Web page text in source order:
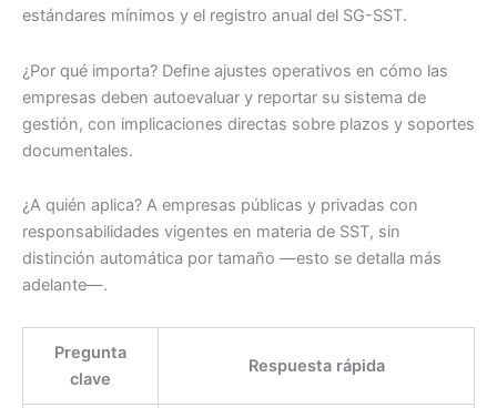
estándares mínimos y el registro anual del SG-SST.
¿Por qué importa? Define ajustes operativos en cómo las
empresas deben autoevaluar y reportar su sistema de
gestión, con implicaciones directas sobre plazos y soportes
documentales.
¿A quién aplica? A empresas públicas y privadas con
responsabilidades vigentes en materia de SST, sin
distinción automática por tamaño —esto se detalla más
adelante—.
Pregunta
clave
Respuesta rápida